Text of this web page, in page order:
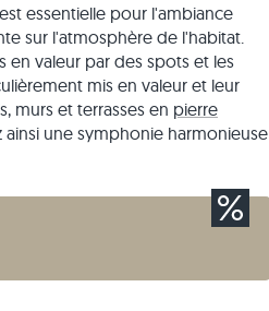
essentielle pour l'ambiance
sur l'atmosphère de l'habitat.
en valeur par des spots et les
mis en valeur et leur
murs et terrasses en pierre
une symphonie harmonieuse